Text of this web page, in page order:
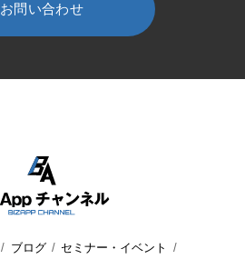
お問い合わせ
ブログ セミナー・イベント